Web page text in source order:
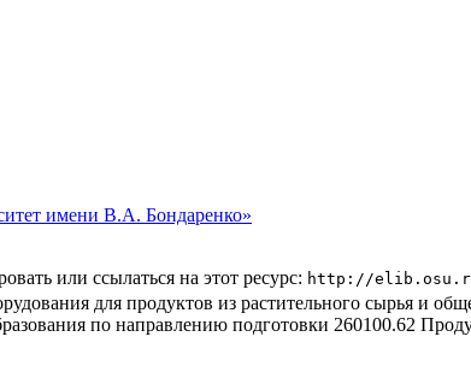
имени В.А. Бондаренко»
или ссылаться на этот ресурс: http://elib.osu.ru/
для продуктов из растительного сырья и
по направлению подготовки 260100.62